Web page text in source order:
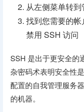
从左侧菜单转
找到您需要的
禁用 SSH 访问
SSH 是出于更安全的
杂密码术表明安全性
配置的自我管理服务
的机器。